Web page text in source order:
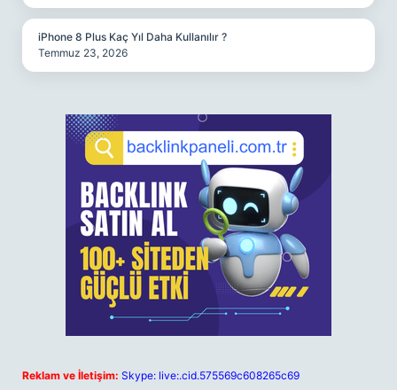
iPhone 8 Plus Kaç Yıl Daha Kullanılır ?
Temmuz 23, 2026
Reklam ve İletişim: Skype: live:.cid.575569c608265c69